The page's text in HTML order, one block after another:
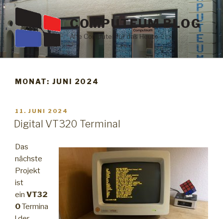
Zum
Inhalt
springen
COMPUTEUM BLOG
Alte Computer für das Heute
MONAT: JUNI 2024
VERÖFFENTLICHT
AM
11. JUNI 2024
Digital VT320 Terminal
Das
nächste
Projekt
ist
ein VT32
0Termina